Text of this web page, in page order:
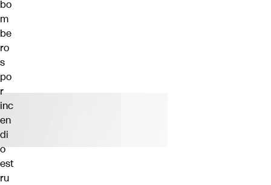
bo
m
be
ro
s
po
r
inc
en
di
o
est
ru